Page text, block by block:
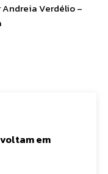
Andreia Verdélio –
em